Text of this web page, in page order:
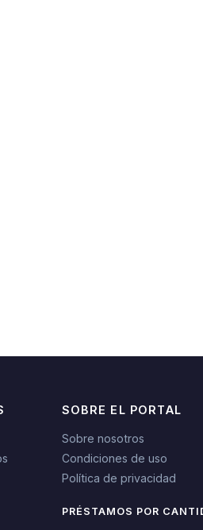
SOBRE EL PORTAL
Sobre nosotros
Condiciones de uso
Política de privacidad
PRÉSTAMOS POR